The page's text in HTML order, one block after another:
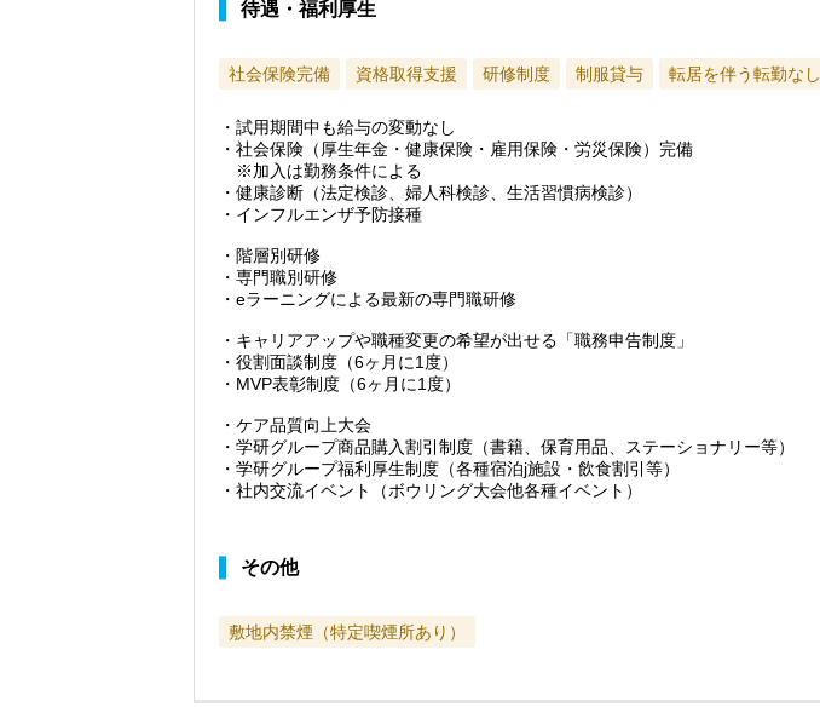
待遇・福利厚生
社会保険完備 資格取得支援 研修制度 制服貸与 転居を伴う転勤なし
・試用期間中も給与の変動なし
・社会保険（厚生年金・健康保険・雇用保険・労災保険）完備
※加入は勤務条件による
・健康診断（法定検診、婦人科検診、生活習慣病検診）
・インフルエンザ予防接種
・階層別研修
・専門職別研修
・eラーニングによる最新の専門職研修
・キャリアアップや職種変更の希望が出せる「職務申告制度」
・役割面談制度（6ヶ月に1度）
・MVP表彰制度（6ヶ月に1度）
・ケア品質向上大会
・学研グループ商品購入割引制度（書籍、保育用品、ステーショナリー等）
・学研グループ福利厚生制度（各種宿泊j施設・飲食割引等）
・社内交流イベント（ボウリング大会他各種イベント）
その他
敷地内禁煙（特定喫煙所あり）